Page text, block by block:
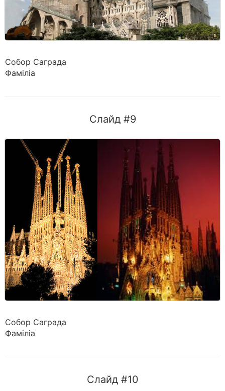
Собор Саграда
Фаміліа
Слайд #9
Собор Саграда
Фаміліа
Слайд #10